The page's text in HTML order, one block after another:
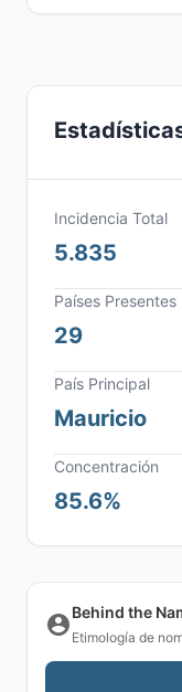
Incidencia Total
5.835
Países Presentes
29
País Principal
Mauricio
Concentración
85.6%
Behind the
Etimología de